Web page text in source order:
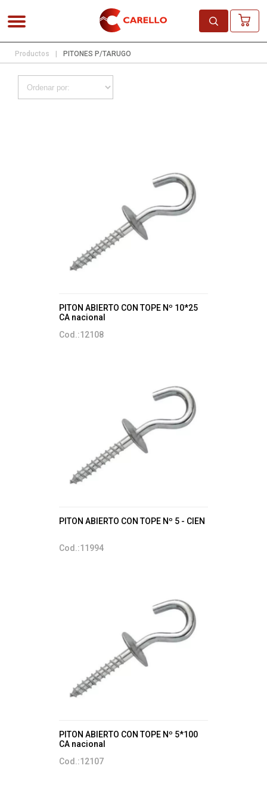
Productos PITONES P/TARUGO
PITON ABIERTO CON TOPE Nº 10*25
CA nacional
Cod.:12108
PITON ABIERTO CON TOPE Nº 5 - CIEN
Cod.:11994
PITON ABIERTO CON TOPE Nº 5*100
CA nacional
Cod.:12107